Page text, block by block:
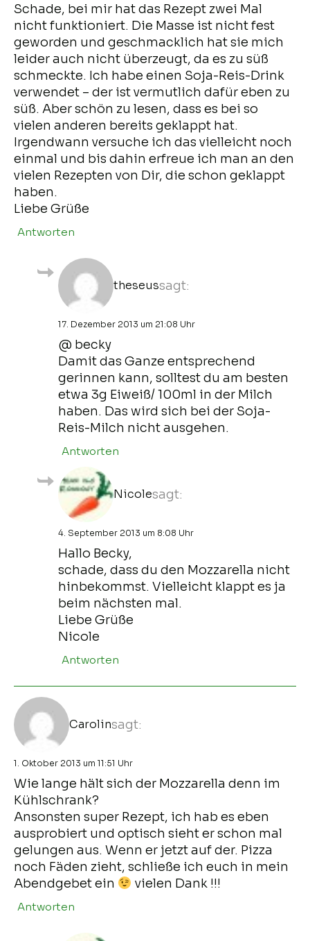
Schade, bei mir hat das Rezept zwei Mal
nicht funktioniert. Die Masse ist nicht fest
geworden und geschmacklich hat sie mich
leider auch nicht überzeugt, da es zu süß
schmeckte. Ich habe einen Soja-Reis-Drink
verwendet – der ist vermutlich dafür eben zu
süß. Aber schön zu lesen, dass es bei so
vielen anderen bereits geklappt hat.
Irgendwann versuche ich das vielleicht noch
einmal und bis dahin erfreue ich man an den
vielen Rezepten von Dir, die schon geklappt
haben.
Liebe Grüße
Antworten
theseussagt:
17. Dezember 2013 um 21:08 Uhr
@ becky
Damit das Ganze entsprechend
gerinnen kann, solltest du am besten
etwa 3g Eiweiß/ 100ml in der Milch
haben. Das wird sich bei der Soja-
Reis-Milch nicht ausgehen.
Antworten
Nicolesagt:
4. September 2013 um 8:08 Uhr
Hallo Becky,
schade, dass du den Mozzarella nicht
hinbekommst. Vielleicht klappt es ja
beim nächsten mal.
Liebe Grüße
Nicole
Antworten
Carolinsagt:
1. Oktober 2013 um 11:51 Uhr
Wie lange hält sich der Mozzarella denn im
Kühlschrank?
Ansonsten super Rezept, ich hab es eben
ausprobiert und optisch sieht er schon mal
gelungen aus. Wenn er jetzt auf der. Pizza
noch Fäden zieht, schließe ich euch in mein
Abendgebet ein
vielen Dank !!!
Antworten